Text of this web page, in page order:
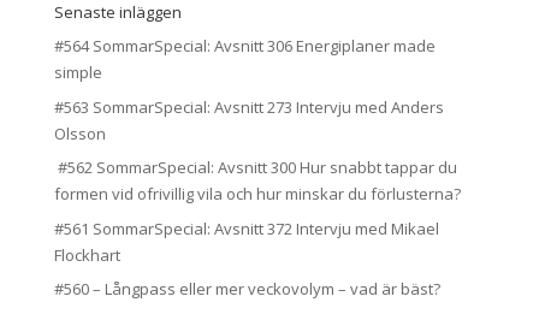
Senaste inläggen
#564 SommarSpecial: Avsnitt 306 Energiplaner made
simple
#563 SommarSpecial: Avsnitt 273 Intervju med Anders
Olsson
#562 SommarSpecial: Avsnitt 300 Hur snabbt tappar du
formen vid ofrivillig vila och hur minskar du förlusterna?
#561 SommarSpecial: Avsnitt 372 Intervju med Mikael
Flockhart
#560 – Långpass eller mer veckovolym – vad är bäst?